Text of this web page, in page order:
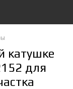
катушке
для